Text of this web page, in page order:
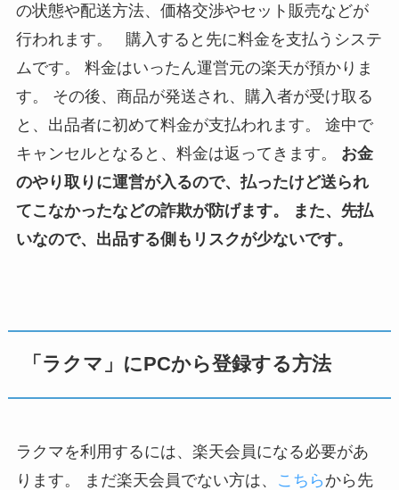
の状態や配送方法、価格交渉やセット販売などが
行われます。 購入すると先に料金を支払うシステ
ムです。 料金はいったん運営元の楽天が預かりま
す。 その後、商品が発送され、購入者が受け取る
と、出品者に初めて料金が支払われます。 途中で
キャンセルとなると、料金は返ってきます。 お金
のやり取りに運営が入るので、払ったけど送られ
てこなかったなどの詐欺が防げます。
また、先払
いなので、出品する側もリスクが少ないです。
「ラクマ」にPCから登録する方法
ラクマを利用するには、楽天会員になる必要があ
ります。 まだ楽天会員でない方は、
こちら から先